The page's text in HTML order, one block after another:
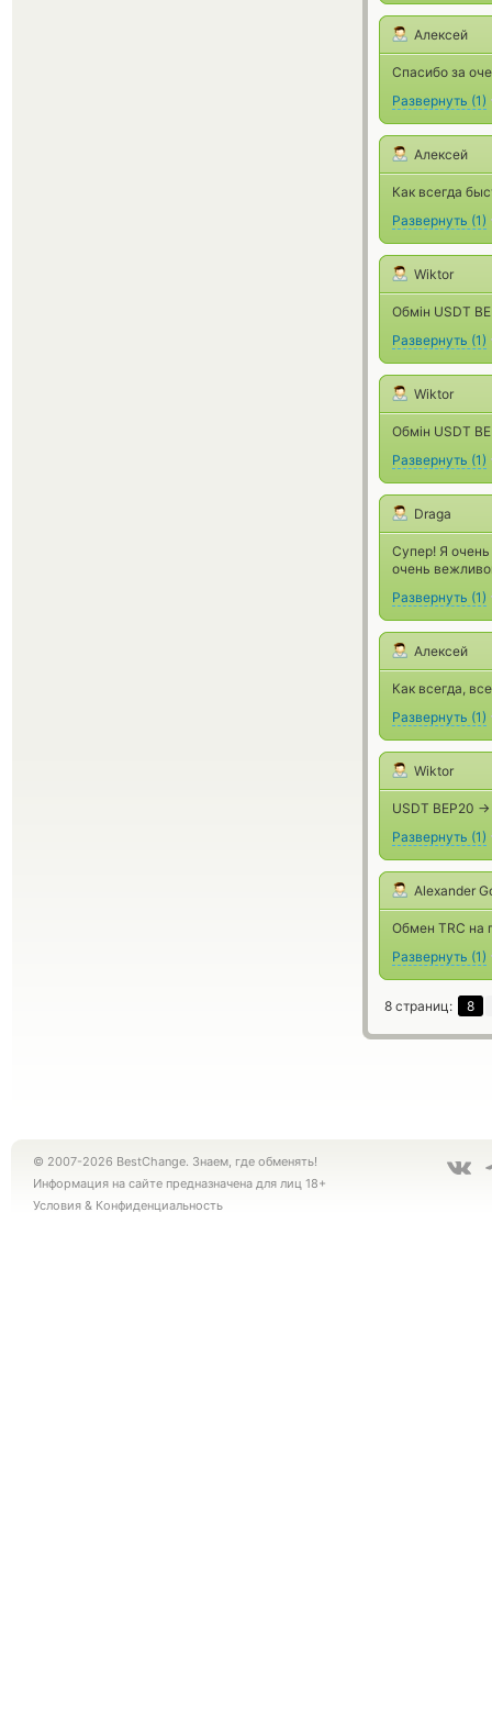
Алексей
Спасибо за
Развернуть (1)
Алексей
Как всегда
Развернуть (1)
Wiktor
Обмін USDT
Развернуть (1)
Wiktor
Обмін USDT
Развернуть (1)
Draga
Супер! Я
очень
Развернуть (1)
Алексей
Как всегда,
Развернуть (1)
Wiktor
USDT BEP20 -
Развернуть (1)
Alexander
Обмен TRC на
Развернуть (1)
8 страниц: 8
© 2007-2026 BestChange. Знаем, где обменять!
Информация на сайте предназначена для лиц 18+
Условия & Конфиденциальность